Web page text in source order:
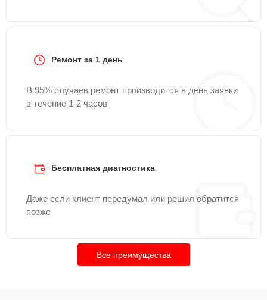
Ремонт за 1 день
В 95% случаев ремонт производится в день заявки
в течение 1-2 часов
Бесплатная диагностика
Даже если клиент передумал или решил обратится
позже
Все преимущества